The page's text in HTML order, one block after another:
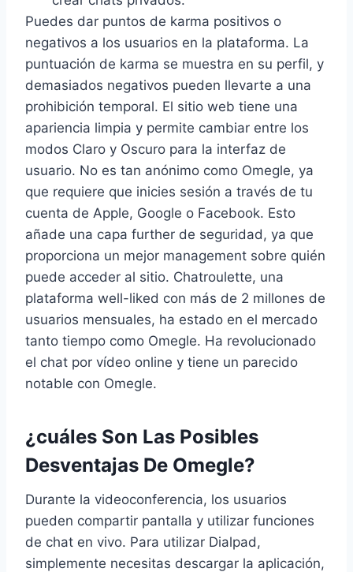
Puedes dar puntos de karma positivos o
negativos a los usuarios en la plataforma. La
puntuación de karma se muestra en su perfil, y
demasiados negativos pueden llevarte a una
prohibición temporal. El sitio web tiene una
apariencia limpia y permite cambiar entre los
modos Claro y Oscuro para la interfaz de
usuario. No es tan anónimo como Omegle, ya
que requiere que inicies sesión a través de tu
cuenta de Apple, Google o Facebook. Esto
añade una capa further de seguridad, ya que
proporciona un mejor management sobre quién
puede acceder al sitio. Chatroulette, una
plataforma well-liked con más de 2 millones de
usuarios mensuales, ha estado en el mercado
tanto tiempo como Omegle. Ha revolucionado
el chat por vídeo online y tiene un parecido
notable con Omegle.
¿cuáles Son Las Posibles
Desventajas De Omegle?
Durante la videoconferencia, los usuarios
pueden compartir pantalla y utilizar funciones
de chat en vivo. Para utilizar Dialpad,
simplemente necesitas descargar la aplicación,